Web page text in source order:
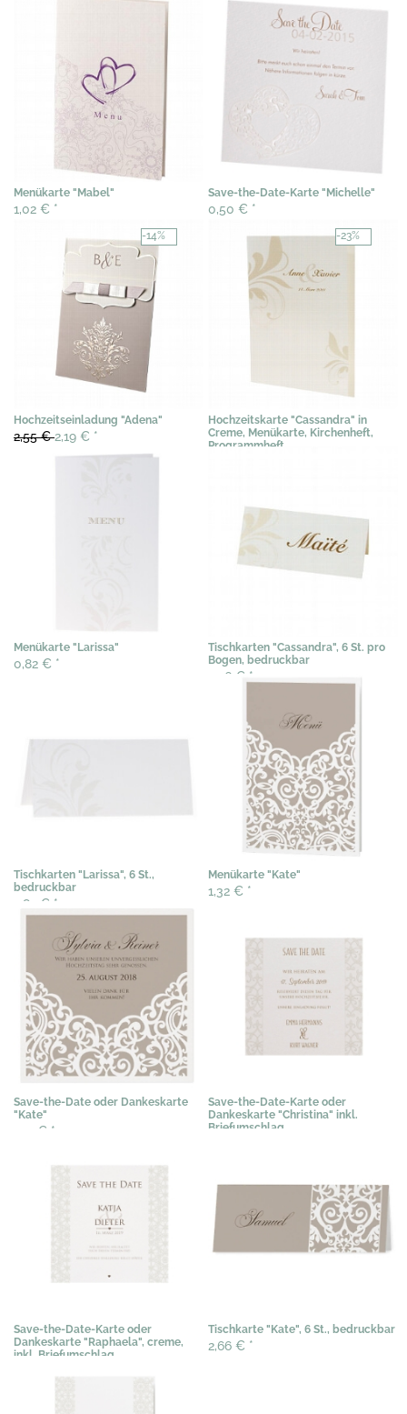
Menükarte "Mabel"
1,02 € *
Save-the-Date-Karte "Michelle"
0,50 € *
-14%
Hochzeitseinladung "Adena"
2,55 €2,19 € *
-23%
Hochzeitskarte "Cassandra" in
Creme, Menükarte, Kirchenheft,
Programmheft
Menükarte "Larissa"
0,82 € *
Tischkarten "Cassandra", 6 St. pro
Bogen, bedruckbar
2,56 € *
Tischkarten "Larissa", 6 St.,
bedruckbar
2,82 € *
Menükarte "Kate"
1,32 € *
Save-the-Date oder Dankeskarte
"Kate"
1,12 € *
Save-the-Date-Karte oder
Dankeskarte "Christina" inkl.
Briefumschlag
Save-the-Date-Karte oder
Dankeskarte "Raphaela", creme,
inkl. Briefumschlag
Tischkarte "Kate", 6 St., bedruckbar
2,66 € *